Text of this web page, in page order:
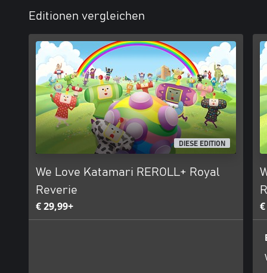
überlegen, in welcher Reihenfolge du die Sachen im Level aufrollst!
* Dieses Produkt basiert auf dem Spiel We Love Katamari
Plattform veröffentlicht wurde. Manche Spezifikationen
Editionen vergleichen
DIESE EDITION
We Love Katamari REROLL+ Royal
Reverie
€ 29,99+